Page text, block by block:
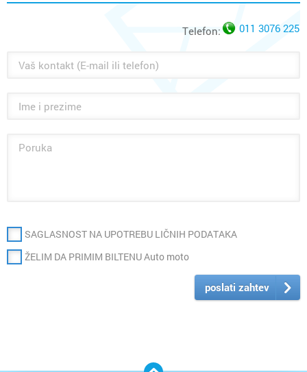
Telefon: 011 3076 225
SAGLASNOST NA UPOTREBU LIČNIH PODATAKA
ŽELIM DA PRIMIM BILTENU Auto moto
poslati zahtev